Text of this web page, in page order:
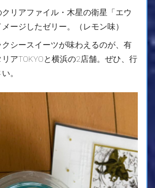
クリアファイル・木星の衛星「エウ
ージしたゼリー。（レモン味）
シースイーツが味わえるのが、有
アTOKYOと横浜の2店舗。ぜひ、行
。